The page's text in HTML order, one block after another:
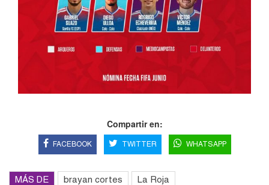
Compartir en:
FACEBOOK TWITTER WHATSAPP
MÁS DE brayan cortes La Roja